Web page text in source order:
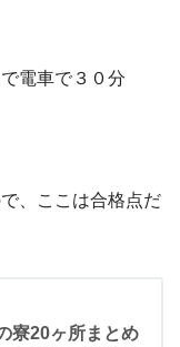
電車で３０分
、ここは合格点だ
寮20ヶ所まとめ